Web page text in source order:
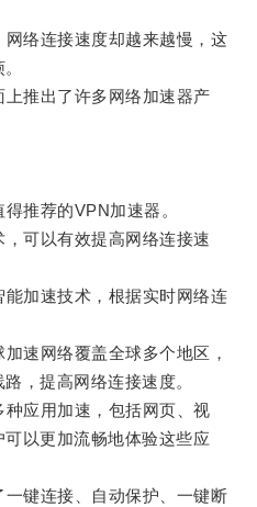
络连接速度却越来越慢，这
推出了许多网络加速器产
推荐的VPN加速器。
可以有效提高网络连接速
加速技术，根据实时网络连
网络覆盖全球多个地区，
，提高网络连接速度。
应用加速，包括网页、视
以更加流畅地体验这些应
键连接、自动保护、一键断